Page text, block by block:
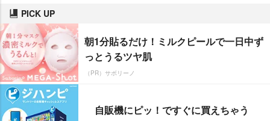
PICK UP
朝1分貼るだけ！ミルクピールで一日中ず
っとうるツヤ肌
（PR）サボリーノ
自販機にピッ！ですぐに買えちゃう